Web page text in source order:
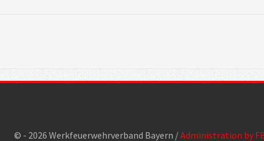
© - 2026 Werkfeuerwehrverband Bayern /Administration by